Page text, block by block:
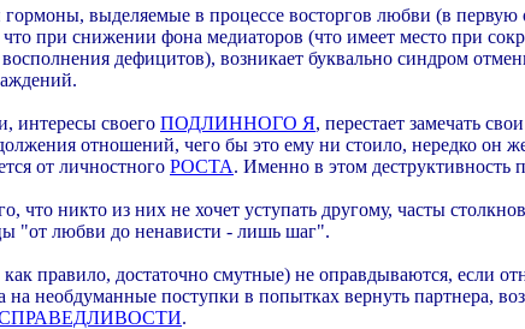
выделяемые в процессе восторгов любви (в
при снижении фона медиаторов (что имеет место при
дефицитов), возникает буквально синдром
интересы своего ПОДЛИННОГО Я, перестает замечать
отношений, чего бы это ему ни стоило, нередко он
от личностного РОСТА. Именно в этом деструктивность
никто из них не хочет уступать другому, часты
"от любви до ненависти - лишь шаг".
правило, достаточно смутные) не оправдываются, если
на необдуманные поступки в попытках вернуть партнера,
.